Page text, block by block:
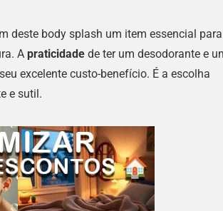
deste body splash um item essencial
A praticidade de ter um desodorante e
excelente custo-benefício. É a escolha
e sutil.